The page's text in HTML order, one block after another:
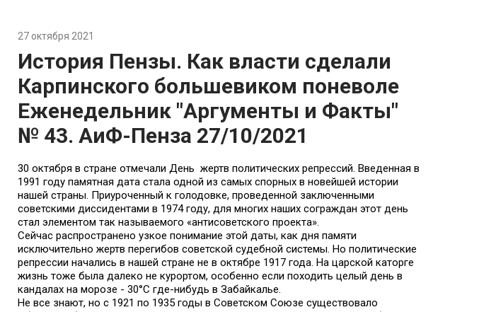
27 октября 2021
История Пензы. Как власти сделали
Карпинского большевиком поневоле
Еженедельник "Аргументы и Факты"
№ 43. АиФ-Пенза 27/10/2021
30 октября в стране отмечали День жертв политических репрессий. Введенная в
1991 году памятная дата стала одной из самых спорных в новейшей истории
нашей страны. Приуроченный к голодовке, проведенной заключенными
советскими диссидентами в 1974 году, для многих наших сограждан этот день
стал элементом так называемого «антисоветского проекта».
Сейчас распространено узкое понимание этой даты, как дня памяти
исключительно жертв перегибов советской судебной системы. Но политические
репрессии начались в нашей стране не в октябре 1917 года. На царской каторге
жизнь тоже была далеко не курортом, особенно если походить целый день в
кандалах на морозе - 30°С где-нибудь в Забайкалье.
Не все знают, но с 1921 по 1935 годы в Советском Союзе существовало